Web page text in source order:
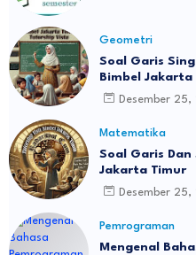
Geometri
Soal Garis
Bimbel Jakarta
Desember
Matematika
Soal Garis Dan
Jakarta Timur
Desember
Pemrograman
Mengenal